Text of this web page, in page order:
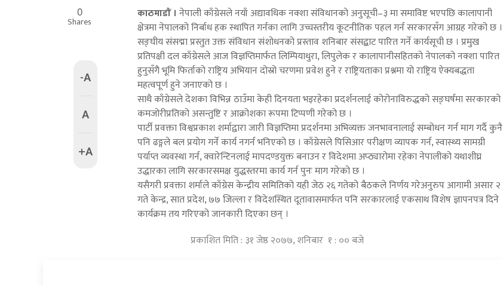
0
Shares
-A
A
+A
काठमाडाैं । नेपाली काँग्रेसले नयाँ अद्यावधिक नक्शा संविधानको अनुसूची–३ मा समाविष्ट भएपछि कालापानी
क्षेत्रमा नेपालको निर्बाध हक स्थापित गर्नका लागि उच्चस्तरीय कूटनीतिक पहल गर्न सरकारसँग आग्रह गरेको छ ।
सङ्घीय संसद्मा प्रस्तुत उक्त संविधान संशोधनको प्रस्ताव शनिबार संसद्बाट पारित गर्ने कार्यसूची छ । प्रमुख
प्रतिपक्षी दल काँग्रेसले आज विज्ञप्तिमार्फत लिम्पियाधुरा, लिपुलेक र कालापानीसहितको नेपालको नक्शा पारित
हुनुसँगै भूमि फिर्ताको राष्ट्रिय अभियान दोस्रो चरणमा प्रवेश हुने र राष्ट्रियताका प्रश्नमा यो राष्ट्रिय ऐक्यबद्धता
महत्वपूर्ण हुने जनाएको छ ।
साथै काँग्रेसले देशका विभिन्न ठाउँमा केही दिनयता भइरहेका प्रदर्शनलाई कोरोनाविरुद्धको सङ्घर्षमा सरकारको
कमजोरीप्रतिको असन्तुष्टि र आक्रोशका रूपमा टिप्पणी गरेको छ ।
पार्टी प्रवक्ता विश्वप्रकाश शर्माद्वारा जारी विज्ञप्तिमा प्रदर्शनमा अभिव्यक्त जनभावनालाई सम्बोधन गर्न माग गर्दै कुनै
पनि ढङ्गले बल प्रयोग गर्ने कार्य नगर्न भनिएको छ । काँग्रेसले पिसिआर परीक्षण व्यापक गर्न, स्वास्थ्य सामग्री
पर्याप्त व्यवस्था गर्न, क्वारेन्टिनलाई मापदण्डयुक्त बनाउन र विदेशमा अप्ठ्यारोमा रहेका नेपालीको यथाशीघ्र
उद्धारका लागि सरकारसमक्ष युद्धस्तरमा कार्य गर्न पुनः माग गरेको छ ।
यसैगरी प्रवक्ता शर्माले काँग्रेस केन्द्रीय समितिको यही जेठ २६ गतेको बैठकले निर्णय गरेअनुरुप आगामी असार २
गते केन्द्र, सात प्रदेश, ७७ जिल्ला र विदेशस्थित दूतावासमार्फत पनि सरकारलाई एकसाथ विशेष ज्ञापनपत्र दिने
कार्यक्रम तय गरिएको जानकारी दिएका छन् ।
प्रकाशित मिति : ३१ जेष्ठ २०७७, शनिबार १ : ०० बजे